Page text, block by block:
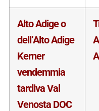
Alto Adige o
dell’Alto Adige
Kerner
vendemmia
tardiva Val
Venosta DOC